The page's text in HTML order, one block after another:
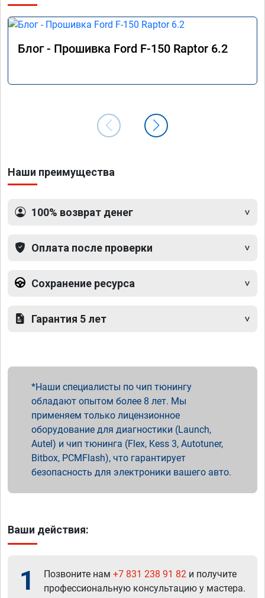
Блог - Прошивка Ford F-150 Raptor 6.2
Наши преимущества
100% возврат денег
Оплата после проверки
Сохранение ресурса
Гарантия 5 лет
Наши специалисты по чип тюнингу
обладают опытом более 8 лет. Мы
применяем только лицензионное
оборудование для диагностики (Launch,
Autel) и чип тюнинга (Flex, Kess 3, Autotuner,
Bitbox, PCMFlash), что гарантирует
безопасность для электроники вашего авто.
Ваши действия:
1 Позвоните нам +7 831 238 91 82 и получите
профессиональную консультацию у мастера.